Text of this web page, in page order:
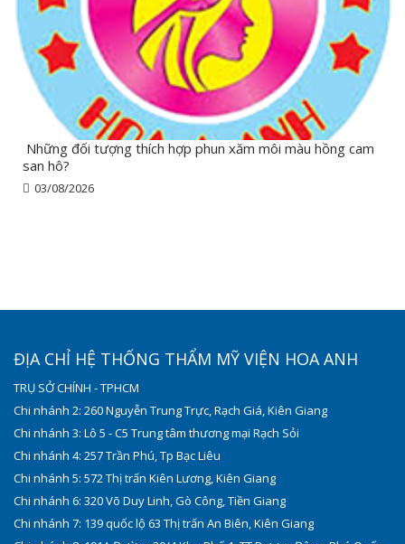
Những đối tượng thích hợp phun xăm môi màu hồng cam
san hô?
03/08/2026
ĐỊA CHỈ HỆ THỐNG THẨM MỸ VIỆN HOA ANH
TRỤ SỞ CHÍNH - TPHCM
Chi nhánh 2: 260 Nguyễn Trung Trực, Rạch Giá, Kiên Giang
Chi nhánh 3: Lô 5 - C5 Trung tâm thương mại Rạch Sỏi
Chi nhánh 4: 257 Trần Phú, Tp Bạc Liêu
Chi nhánh 5: 572 Thị trấn Kiên Lương, Kiên Giang
Chi nhánh 6: 320 Võ Duy Linh, Gò Công, Tiền Giang
Chi nhánh 7: 139 quốc lộ 63 Thị trấn An Biên, Kiên Giang